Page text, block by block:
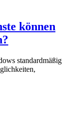
können
standardmäßig